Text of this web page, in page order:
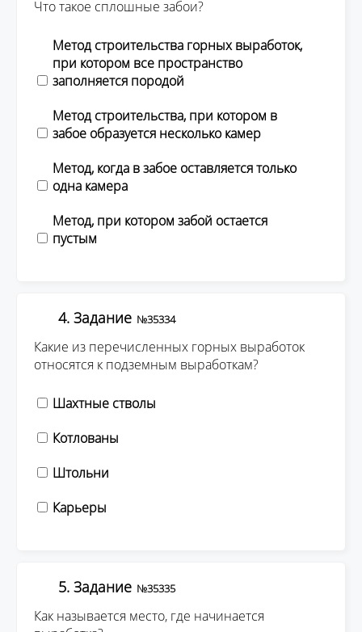
Что такое сплошные забои?
Метод строительства горных выработок,
при котором все пространство
заполняется породой
Метод строительства, при котором в
забое образуется несколько камер
Метод, когда в забое оставляется только
одна камера
Метод, при котором забой остается
пустым
4. Задание №35334
Какие из перечисленных горных выработок
относятся к подземным выработкам?
Шахтные стволы
Котлованы
Штольни
Карьеры
5. Задание №35335
Как называется место, где начинается